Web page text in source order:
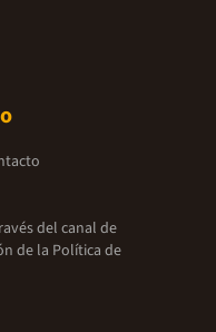
del canal de
de la Política de